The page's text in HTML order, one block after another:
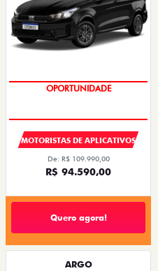
OPORTUNIDADE
MOTORISTAS DE APLICATIVOS
De: R$ 109.990,00
R$ 94.590,00
Quero agora!
ARGO